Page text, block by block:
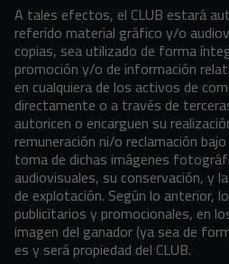
A tales efectos, el CLUB estará
referido material gráfico y/o
copias, sea utilizado de forma
promoción y/o de información
en cualquiera de los activos de
directamente o a través de
autoricen o encarguen su
remuneración ni/o reclamación
toma de dichas imágenes
audiovisuales, su conservación, y
de explotación. Según lo anterior,
publicitarios y promocionales, en
imagen del ganador (ya sea de
es y será propiedad del CLUB.